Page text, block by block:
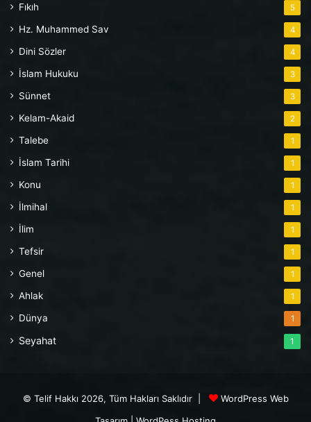
Fıkıh 5
Hz. Muhammed Sav 4
Dini Sözler 4
İslam Hukuku 3
Sünnet 3
Kelam-Akaid 2
Talebe 1
İslam Tarihi 1
Konu 1
İlmihal 1
İlim 1
Tefsir 1
Genel 1
Ahlak 1
Dünya 1
Seyahat 1
© Telif Hakkı 2026, Tüm Hakları Saklıdır |
WordPress Web